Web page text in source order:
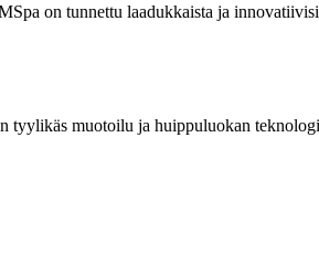
on tunnettu laadukkaista ja
muotoilu ja huippuluokan